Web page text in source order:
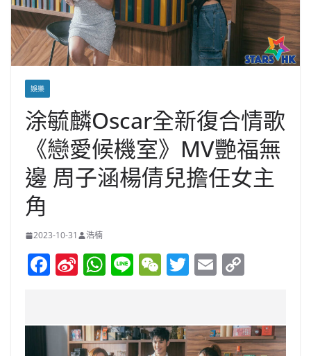
娛樂
涂毓麟Oscar全新復合情歌
《戀愛候機室》MV艷福無
邊 周子涵楊倩兒擔任女主
角
2023-10-31 浩楠
F
e
Si
W
W
s
Li W
h
T
er
E
l y